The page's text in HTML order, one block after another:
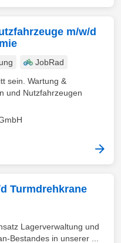
m/w/d
JobRad
sein. Wartung &
und Nutzfahrzeugen
Turmdrehkrane
Lagerverwaltung und
Bestandes in unserer ...